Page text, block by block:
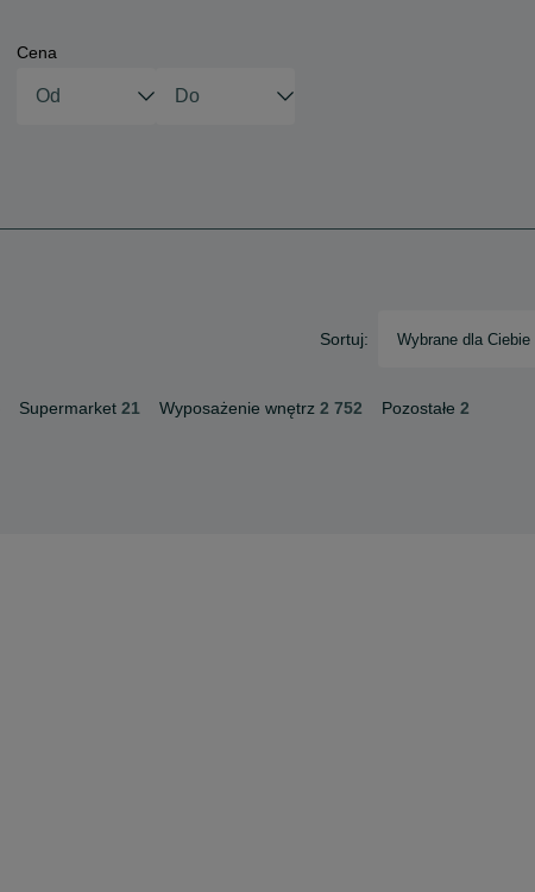
Cena
Sortuj: Wybrane dla Ciebie
Supermarket 21 Wyposażenie wnętrz 2 752 Pozostałe 2